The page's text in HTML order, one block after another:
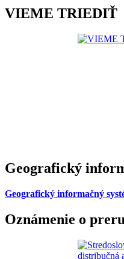
VIEME TRIEDIŤ
Geografický
Geografický informačný
Oznámenie o